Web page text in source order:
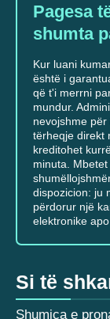
Pagesa
shumta
Kur luani
është i
që t'i merrni
mundur.
nevojshme
tërheqje direkt
kreditohet
minuta.
dispozicion: ju
përdorur një
elektronike
Si të
Shumica e